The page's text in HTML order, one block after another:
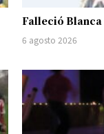
Falleció
6 agosto 2026